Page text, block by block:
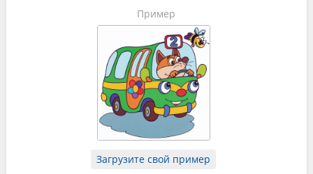
Пример
Загрузите свой пример